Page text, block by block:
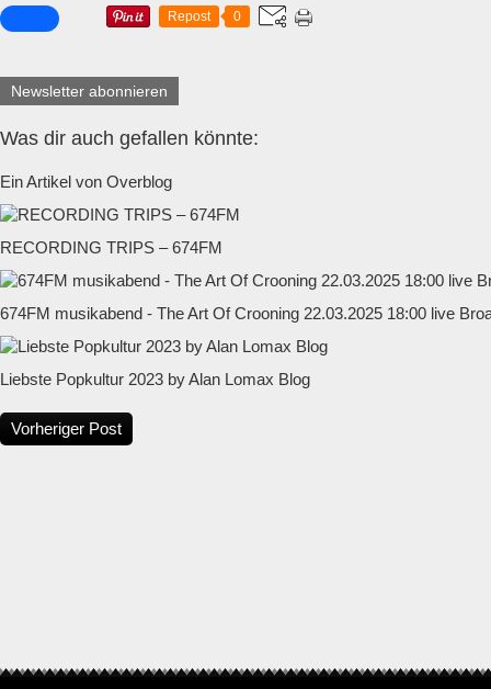
Repost 0
Newsletter abonnieren
Was dir auch gefallen könnte:
Ein Artikel von Overblog
RECORDING TRIPS – 674FM
674FM musikabend - The Art Of Crooning 22.03.2025 18:00 live
Liebste Popkultur 2023 by Alan Lomax Blog
Vorheriger Post